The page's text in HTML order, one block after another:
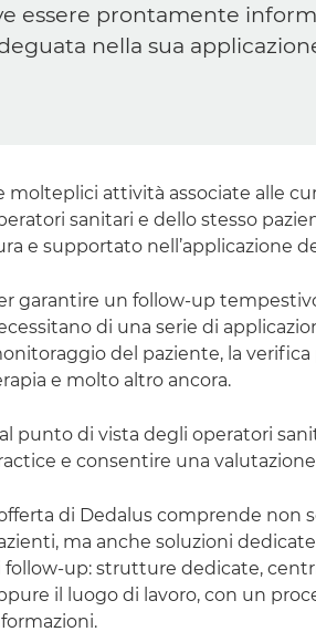
essere prontamente
nella sua
molteplici attività associate alle
sanitari e dello stesso
e supportato nell’applicazione
garantire un follow-up
di una serie di
del paziente, la
e molto altro ancora.
punto di vista degli operatori
e consentire una
di Dedalus comprende non
ma anche soluzioni
follow-up: strutture dedicate,
il luogo di lavoro, con un